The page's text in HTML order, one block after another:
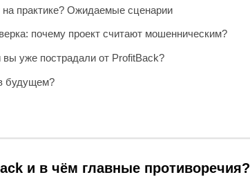
на практике? Ожидаемые сценарии
почему проект считают мошенническим?
вы уже пострадали от ProfitBack?
будущем?
и в чём главные противоречия?